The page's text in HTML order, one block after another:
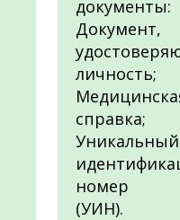
документы:
Документ,
личность;
справка;
Уникальный
номер
(УИН).